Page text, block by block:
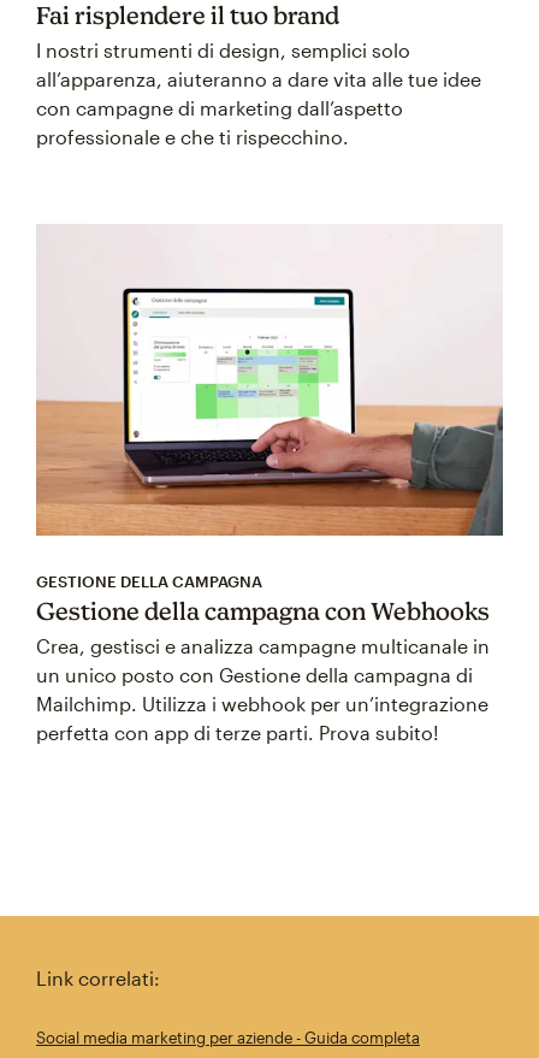
Fai risplendere il tuo brand
I nostri strumenti di design, semplici solo
all’apparenza, aiuteranno a dare vita alle tue idee
con campagne di marketing dall’aspetto
professionale e che ti rispecchino.
GESTIONE DELLA CAMPAGNA
Gestione della campagna con Webhooks
Crea, gestisci e analizza campagne multicanale in
un unico posto con Gestione della campagna di
Mailchimp. Utilizza i webhook per un’integrazione
perfetta con app di terze parti. Prova subito!
Link correlati:
Social media marketing per aziende - Guida completa